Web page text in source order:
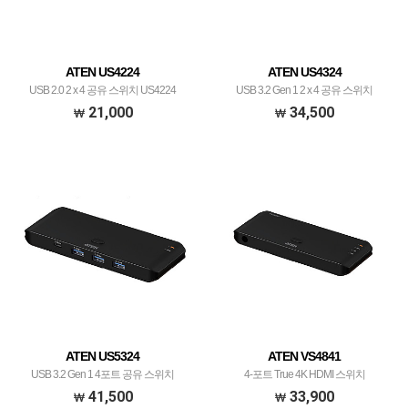
ATEN US4224
USB 2.0 2 x 4 공유 스위치 US4224
21,000
ATEN US4324
USB 3.2 Gen 1 2 x 4 공유 스위치
34,500
ATEN US5324
USB 3.2 Gen 1 4포트 공유 스위치
41,500
ATEN VS4841
4-포트 True 4K HDMI 스위치
33,900